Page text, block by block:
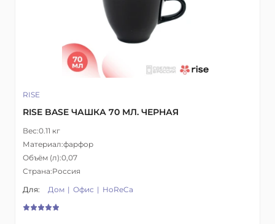
RISE
RISE BASE ЧАШКА 70 МЛ. ЧЕРНАЯ
Вес:0.11 кг
Материал:фарфор
Объём (л):0,07
Страна:Россия
Для:
Дом Офис HoReCa